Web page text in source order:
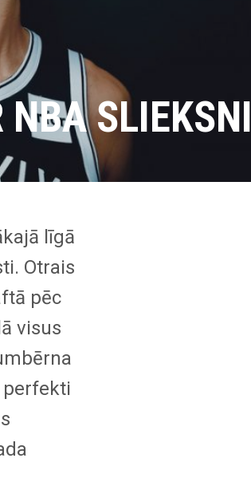
NBA SLIEKSNI
līgā
Otrais
pēc
visus
perfekti